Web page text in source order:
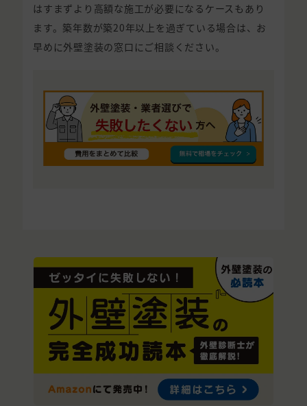
はすまずより高額な施工が必要になるケースもあり
ます。築年数が築20年以上を過ぎている場合は、お
早めに外壁塗装の窓口にご相談ください。